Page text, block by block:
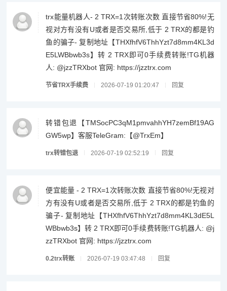
trx能量机器人- 2 TRX=1次转账次数 直接节省80%!无
视对方有没有U或者是否交易所,低于 2 TRX的都是钓
鱼的骗子- 复制地址【THXfhfV6ThhYzt7d8mm4KL3d
E5LWBbwb3s】转 2 TRX即可0手续费转账!TG机器
人: @jzzTRXbot 官网: https://jzztrx.com
节省TRX手续费 2026-07-19 01:20:47 回复
转错包退【TMSocPC3qM1pmvahhYH7zemBf19AG
GW5wp】客服TeleGram:【@TrxEm】
trx转错包退 2026-07-19 02:52:19 回复
便宜能量 - 2 TRX=1次转账次数 直接节省80%!无视对
方有没有U或者是否交易所,低于 2 TRX的都是钓鱼的
骗子- 复制地址【THXfhfV6ThhYzt7d8mm4KL3dE5L
WBbwb3s】转 2 TRX即可0手续费转账!TG机器人: @j
zzTRXbot 官网: https://jzztrx.com
0.2trx转账 2026-07-19 03:47:48 回复